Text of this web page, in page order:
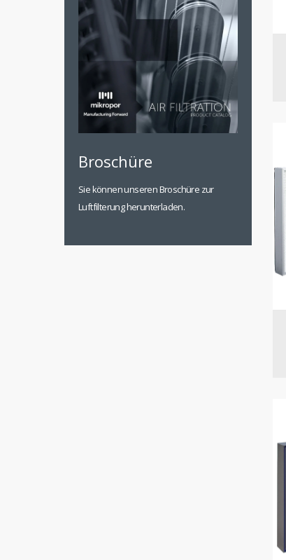
Broschüre
Sie können unseren Broschüre zur
Luftfilterung herunterladen.